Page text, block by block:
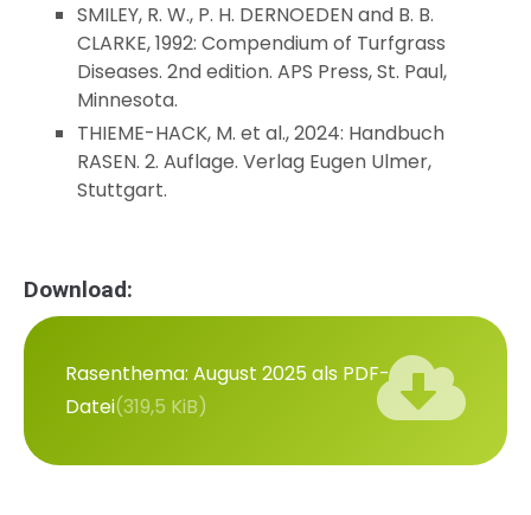
SMILEY, R. W., P. H. DERNOEDEN and B. B.
CLARKE, 1992: Compendium of Turfgrass
Diseases. 2nd edition. APS Press, St. Paul,
Minnesota.
THIEME-HACK, M. et al., 2024: Handbuch
RASEN. 2. Auflage. Verlag Eugen Ulmer,
Stuttgart.
Download:
Rasenthema: August 2025 als PDF-
Datei(319,5 KiB)